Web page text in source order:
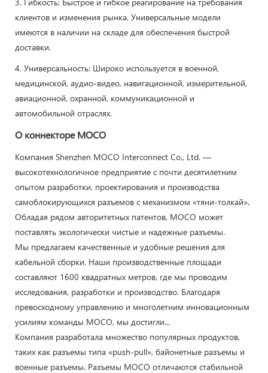
клиентов и изменения рынка. Универсальные модели
имеются в наличии на складе для обеспечения быстрой
доставки.
4. Универсальность: Широко используется в военной,
медицинской, аудио-видео, навигационной, измерительной,
авиационной, охранной, коммуникационной и
автомобильной отраслях.
О коннекторе MOCO
Компания Shenzhen MOCO Interconnect Co., Ltd. —
высокотехнологичное предприятие с почти десятилетним
опытом разработки, проектирования и производства
самоблокирующихся разъемов с механизмом «тяни-толкай».
Обладая рядом авторитетных патентов, MOCO может
поставлять экологически чистые и надежные разъемы.
Мы предлагаем качественные и удобные решения для
кабельной сборки. Наши производственные площади
составляют 1600 квадратных метров, где мы проводим
исследования, разработки и производство. Благодаря
превосходному управлению и многолетним инновационным
усилиям команды MOCO, мы достигли...
Компания разработала множество популярных продуктов,
таких как разъемы типа «push-pull», байонетные разъемы и
военные разъемы. Разъемы MOCO отличаются стабильной